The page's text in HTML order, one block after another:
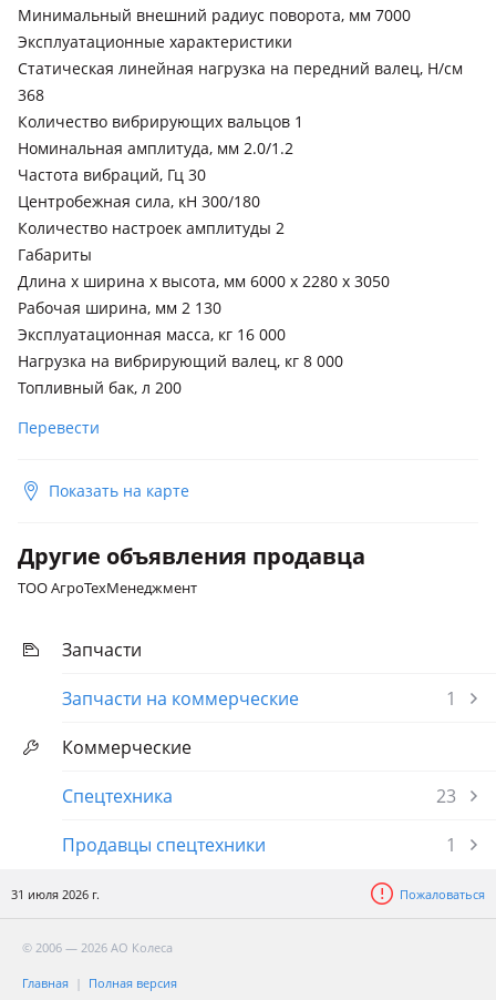
Минимальный внешний радиус поворота, мм 7000
Эксплуатационные характеристики
Статическая линейная нагрузка на передний валец, H/см
368
Количество вибрирующих вальцов 1
Номинальная амплитуда, мм 2.0/1.2
Частота вибраций, Гц 30
Центробежная сила, кН 300/180
Количество настроек амплитуды 2
Габариты
Длина x ширина x высота, мм 6000 x 2280 x 3050
Рабочая ширина, мм 2 130
Эксплуатационная масса, кг 16 000
Нагрузка на вибрирующий валец, кг 8 000
Топливный бак, л 200
Перевести
Показать на карте
Другие объявления продавца
ТОО АгроТехМенеджмент
Запчасти
Запчасти на коммерческие
1
Коммерческие
Спецтехника
23
Продавцы спецтехники
1
31 июля 2026 г. Пожаловаться
© 2006 — 2026 АО Колеса
Главная Полная версия